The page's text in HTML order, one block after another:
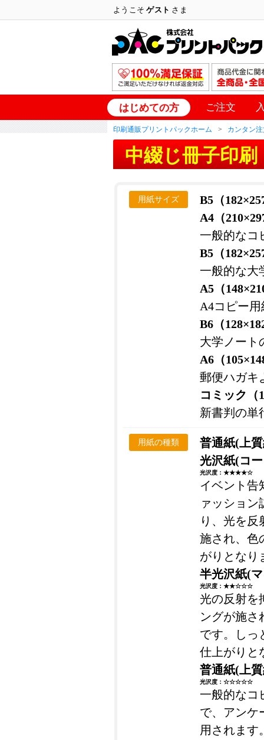
ようこそゲスト さま
はじめての方 ご注文
印刷通販プリントパックホーム カンタン
中綴じ冊子印刷
用紙サイズ
B5（
A4（
一般的なコ
B5（
一般的な大
A5（
A4コピー
B6（
大学ノート
A6（
郵便ハガキ
コミック（
新書判の単
用紙の種類
普通紙(上
光沢紙(コ
光沢度：★★★★☆
イベント告
ァッション
り、光を反
施され、色
がりとなり
半光沢紙(
光沢度：★★☆☆☆
光の反射を
ングが施さ
です。しっ
仕上がりと
普通紙(上
光沢度：☆☆☆☆☆
一般的なコ
で、アンケ
用されます